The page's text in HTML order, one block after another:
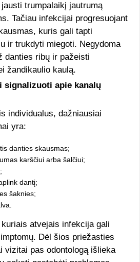
trumpalaikį jautrumą
Tačiau infekcijai progresuojant
kuris gali tapti
ir trukdyti miegoti. Negydoma
danties ribų ir pažeisti
žandikaulio kaulą.
signalizuoti apie kanalų
individualus, dažniausiai
yra:
danties skausmas;
karščiui arba šalčiui;
dantį;
šaknies;
atvejais infekcija gali
Dėl šios priežasties
vizitai pas odontologą išlieka